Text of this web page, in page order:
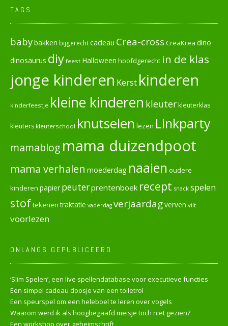
TAGS
baby bakken bijgerechtcadeau Crea-cross CreaKrea dino
dinosaurus diy feest Halloween hoofdgerecht in de klas
jonge kinderen Kerst kinderen
kinderfeestje kleine kinderen kleuterkleuterklas
kleuters kleuterschool knutselen lezen Linkparty
mamablog mama duizendpoot
mama verhalen moederdag naaien oudere
kinderen papier peuterprentenboek recept snack spelen
stoftekenen traktatie vaderdag verjaardagverven vilt
voorlezen
ONLANGS GEPUBLICEERD
‘Slim Spelen’, een live spellendatabase voor executieve functies
Een simpel cadeau doosje van een toiletrol
Een speurspel om een heleboel te leren over vogels
Waarom werd ik als hoogbegaafd meisje toch niet gezien?
Een workshop over geheimschrift